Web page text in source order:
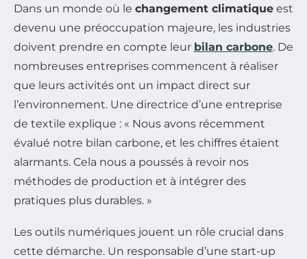
Dans un monde où le changement climatique est
devenu une préoccupation majeure, les industries
doivent prendre en compte leur bilan carbone. De
nombreuses entreprises commencent à réaliser
que leurs activités ont un impact direct sur
l’environnement. Une directrice d’une entreprise
de textile explique : « Nous avons récemment
évalué notre bilan carbone, et les chiffres étaient
alarmants. Cela nous a poussés à revoir nos
méthodes de production et à intégrer des
pratiques plus durables. »
Les outils numériques jouent un rôle crucial dans
cette démarche. Un responsable d’une start-up